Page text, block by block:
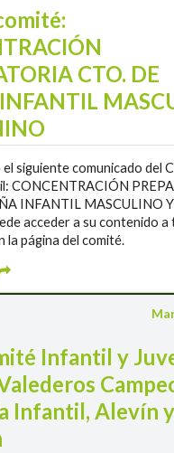
CTO. DE
el siguiente comunicado del
CONCENTRACIÓN
INFANTIL MASCULINO Y
acceder a su contenido a
la página del comité.
Infantil y
Infantil, Alevín y